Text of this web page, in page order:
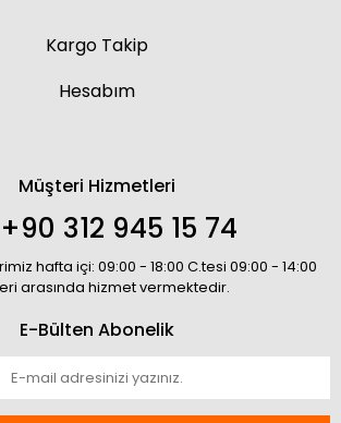
Kargo Takip
Hesabım
Müşteri Hizmetleri
+90 312 945 15 74
hafta içi: 09:00 - 18:00 C.tesi 09:00 - 14:00
arasında hizmet vermektedir.
E-Bülten Abonelik